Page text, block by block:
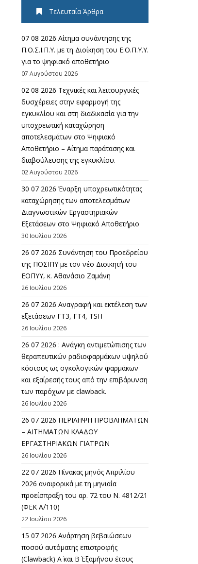
Τελευταία Άρθρα
07 08 2026 Αίτημα συνάντησης της
Π.Ο.Σ.Ι.Π.Υ. με τη Διοίκηση του Ε.Ο.Π.Υ.Υ.
για το ψηφιακό αποθετήριο
07 Αυγούστου 2026
02 08 2026 Τεχνικές και λειτουργικές
δυσχέρειες στην εφαρμογή της
εγκυκλίου και στη διαδικασία για την
υποχρεωτική καταχώρηση
αποτελεσμάτων στο Ψηφιακό
Αποθετήριο – Αίτημα παράτασης και
διαβούλευσης της εγκυκλίου.
02 Αυγούστου 2026
30 07 2026 Έναρξη υποχρεωτικότητας
καταχώρησης των αποτελεσμάτων
Διαγνωστικών Εργαστηριακών
Εξετάσεων στο Ψηφιακό Αποθετήριο
30 Ιουλίου 2026
26 07 2026 Συνάντηση του Προεδρείου
της ΠΟΣΙΠΥ με τον νέο Διοικητή του
ΕΟΠΥΥ, κ. Αθανάσιο Ζαμάνη
26 Ιουλίου 2026
26 07 2026 Αναγραφή και εκτέλεση των
εξετάσεων FT3, FT4, TSH
26 Ιουλίου 2026
26 07 2026 : Ανάγκη αντιμετώπισης των
θεραπευτικών ραδιοφαρμάκων υψηλού
κόστους ως ογκολογικών φαρμάκων
και εξαίρεσής τους από την επιβάρυνση
των παρόχων με clawback.
26 Ιουλίου 2026
26 07 2026 ΠΕΡΙΛΗΨΗ ΠΡΟΒΛΗΜΑΤΩΝ
– ΑΙΤΗΜΑΤΩΝ ΚΛΑΔΟΥ
ΕΡΓΑΣΤΗΡΙΑΚΩΝ ΓΙΑΤΡΩΝ
26 Ιουλίου 2026
22 07 2026 Πίνακας μηνός Απριλίου
2026 αναφορικά με τη μηνιαία
προείσπραξη του αρ. 72 του Ν. 4812/21
(ΦΕΚ Α΄/110)
22 Ιουλίου 2026
15 07 2026 Ανάρτηση βεβαιώσεων
ποσού αυτόματης επιστροφής
(Clawback) A΄ και Β΄ Εξαμήνου έτους